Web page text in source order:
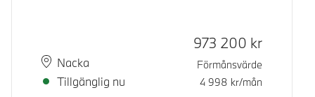
PlatsNacka
Leveranstid
Tillgänglig nu
Kontantpris
973 200 kr
Förmånsvärde
4 998 kr/mån